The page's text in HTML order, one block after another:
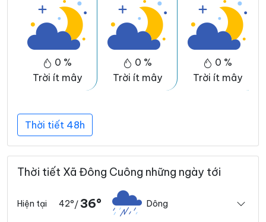
0 %
Trời ít mây
0 %
Trời ít mây
0 %
Trời ít mây
Thời tiết 48h
Thời tiết Xã Đông Cuông những ngày tới
Hiện tại 42°/ 36° Dông